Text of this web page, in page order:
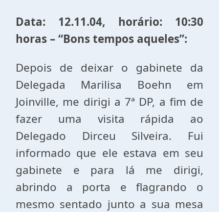
Data: 12.11.04, horário: 10:30
horas – “Bons tempos aqueles”:
Depois de deixar o gabinete da
Delegada Marilisa Boehn em
Joinville, me dirigi a 7ª DP, a fim de
fazer uma visita rápida ao
Delegado Dirceu Silveira. Fui
informado que ele estava em seu
gabinete e para lá me dirigi,
abrindo a porta e flagrando o
mesmo sentado junto a sua mesa